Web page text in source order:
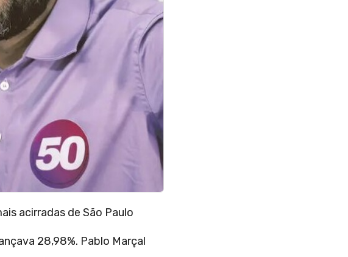
acirradas de São Paulo
28,98%. Pablo Marçal